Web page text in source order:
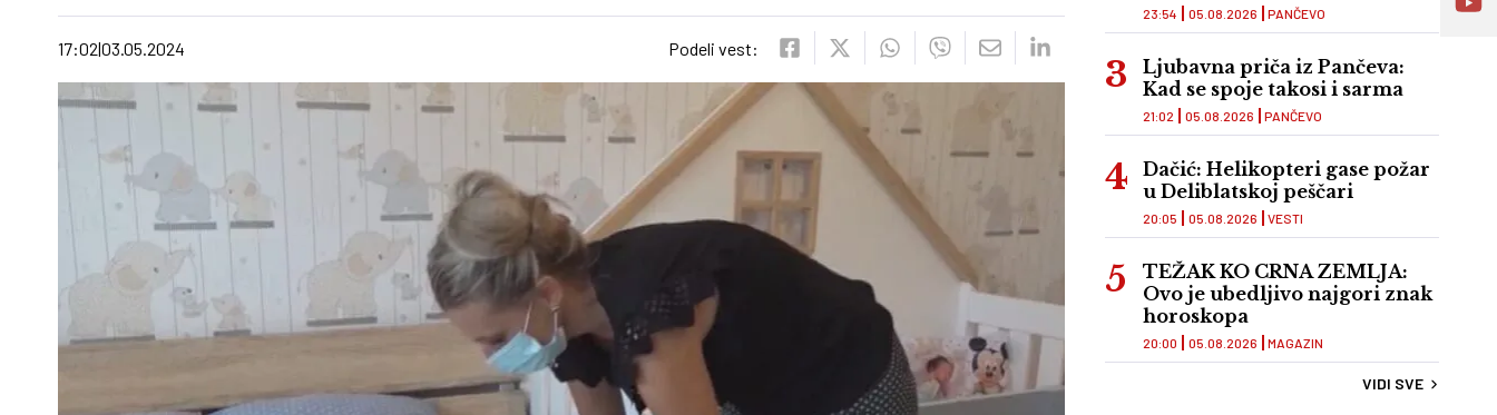
17:02 03.05.2024 Podeli vest:
PANČEVO
23:54 05.08.2026
Ljubavna priča iz Pančeva:
Kad se spoje takosi i sarma
PANČEVO
21:02 05.08.2026
Dačić: Helikopteri gase požar
u Deliblatskoj peščari
VESTI
20:05 05.08.2026
TEŽAK KO CRNA ZEMLJA:
Ovo je ubedljivo najgori znak
horoskopa
MAGAZIN
20:00 05.08.2026
VIDI SVE